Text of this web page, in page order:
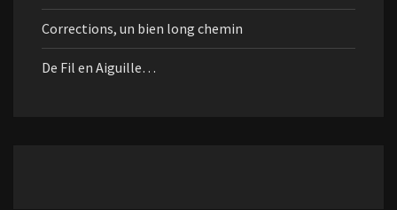
Corrections, un bien long chemin
De Fil en Aiguille…